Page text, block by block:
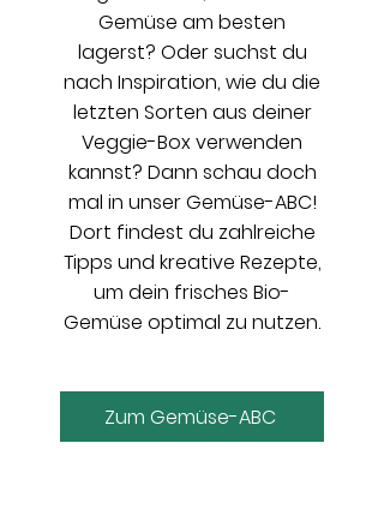
Gemüse am besten
lagerst? Oder suchst du
nach Inspiration, wie du die
letzten Sorten aus deiner
Veggie-Box verwenden
kannst? Dann schau doch
mal in unser Gemüse-ABC!
Dort findest du zahlreiche
Tipps und kreative Rezepte,
um dein frisches Bio-
Gemüse optimal zu nutzen.
Zum Gemüse-ABC